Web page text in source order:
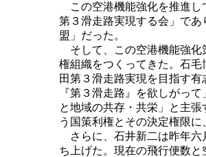
この空港機能強化を推進し
第３滑走路実現する会」で
盟」だった。
そして、この空港機能強化
権組織をつくってきた。石
田第３滑走路実現を目指す
『第３滑走路』を欲しがっ
と地域の共存・共栄」と主
う国策利権とその決定権限
さらに、石井新二は昨年六
ち上げた。現在の飛行便数